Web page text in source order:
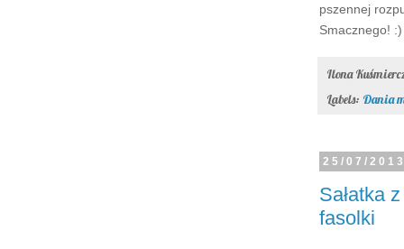
pszennej
Smacznego! :)
Ilona
Labels: Dania
25/07/
Sałatka
fasolki